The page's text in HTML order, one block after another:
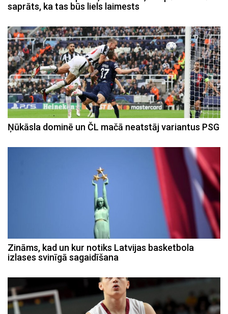
saprāts, ka tas būs liels laimests
Ņūkāsla dominē un ČL mačā neatstāj variantus PSG
Zināms, kad un kur notiks Latvijas basketbola
izlases svinīgā sagaidīšana